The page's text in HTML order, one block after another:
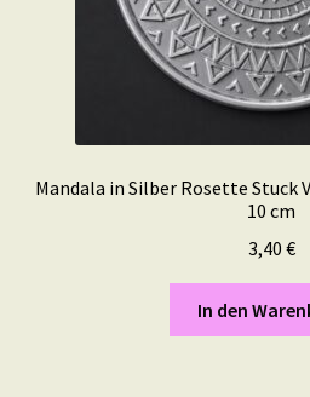
Mandala in Silber Rosette Stuck
10 cm
3,40 €
In den